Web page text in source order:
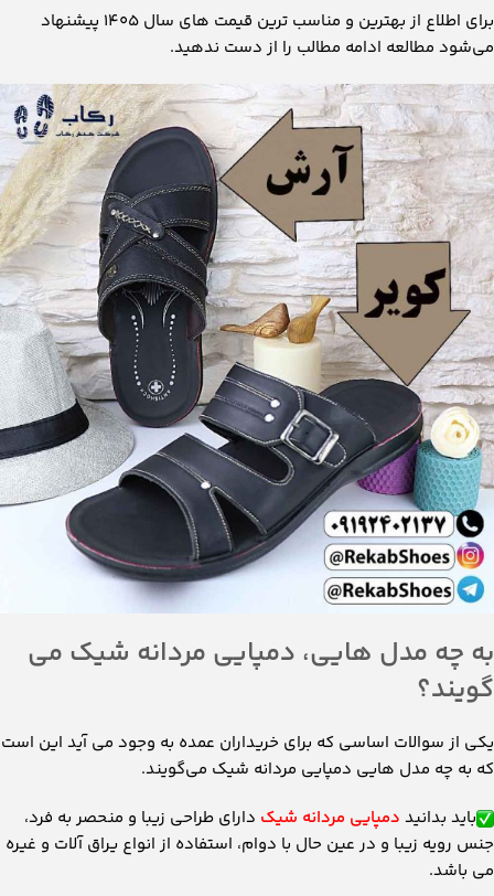
برای اطلاع از بهترین و مناسب ‌ترین قیمت‌ های سال 1405 پیشنهاد
می‌شود مطالعه ادامه مطالب را از دست ندهید.
به چه مدل هایی، دمپایی مردانه شیک می
گویند؟
یکی از سوالات اساسی که برای خریداران عمده به وجود می‌ آید این است
که به چه مدل ‌هایی دمپایی مردانه شیک می‌گویند.
باید بدانید دمپایی مردانه شیک دارای طراحی زیبا و منحصر به فرد،
جنس رویه زیبا و در عین حال با دوام، استفاده از انواع یراق آلات و غیره
می ‌باشد.